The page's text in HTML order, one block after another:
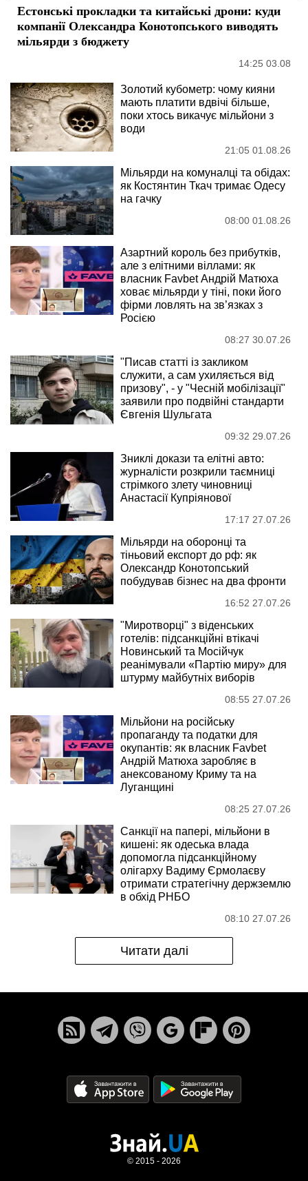
Естонські прокладки та китайські дрони: куди
компанії Олександра Конотопського виводять
мільярди з бюджету
14:25 03.08
Золотий кубометр: чому кияни
мають платити вдвічі більше,
поки хтось викачує мільйони з
води
21:05 01.08.26
Мільярди на комуналці та обідах:
як Костянтин Ткач тримає Одесу
на гачку
08:00 01.08.26
Азартний король без прибутків,
але з елітними віллами: як
власник Favbet Андрій Матюха
ховає мільярди у тіні, поки його
фірми ловлять на зв’язках з
Росією
08:27 30.07.26
"Писав статті із закликом
служити, а сам ухиляється від
призову", - у "Чесній мобілізації"
заявили про подвійні стандарти
Євгенія Шульгата
09:32 29.07.26
Зниклі докази та елітні авто:
журналісти розкрили таємниці
стрімкого злету чиновниці
Анастасії Купріянової
17:17 27.07.26
Мільярди на оборонці та
тіньовий експорт до рф: як
Олександр Конотопський
побудував бізнес на два фронти
16:52 27.07.26
"Миротворці" з віденських
готелів: підсанкційні втікачі
Новинський та Мосійчук
реанімували «Партію миру» для
штурму майбутніх виборів
08:55 27.07.26
Мільйони на російську
пропаганду та податки для
окупантів: як власник Favbet
Андрій Матюха заробляє в
анексованому Криму та на
Луганщині
08:25 27.07.26
Санкції на папері, мільйони в
кишені: як одеська влада
допомогла підсанкційному
олігарху Вадиму Єрмолаєву
отримати стратегічну держземлю
в обхід РНБО
08:10 27.07.26
Читати далі
© 2015 - 2026